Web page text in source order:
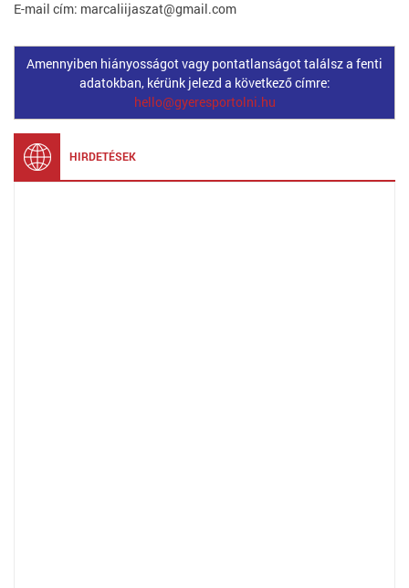
E-mail cím: marcaliijaszat@gmail.com
Amennyiben hiányosságot vagy pontatlanságot találsz a fenti
adatokban, kérünk jelezd a következő címre:
hello@gyeresportolni.hu
HIRDETÉSEK